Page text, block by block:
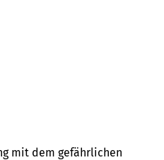
mit dem ge­fähr­lichen